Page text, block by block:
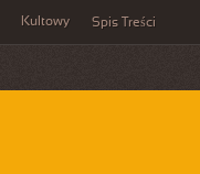
Kultowy Spis Treści